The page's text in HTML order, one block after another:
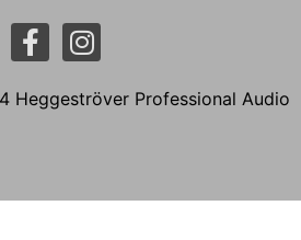
Heggeströver Professional Audio